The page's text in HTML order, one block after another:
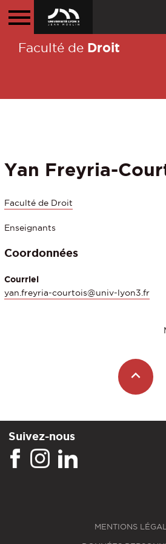
Faculté de Droit
Yan Freyria-
Faculté de Droit
Enseignants
Coordonnées
Courriel
yan.freyria-courtois@univ-lyon3.fr
Suivez-nous
MENTIONS